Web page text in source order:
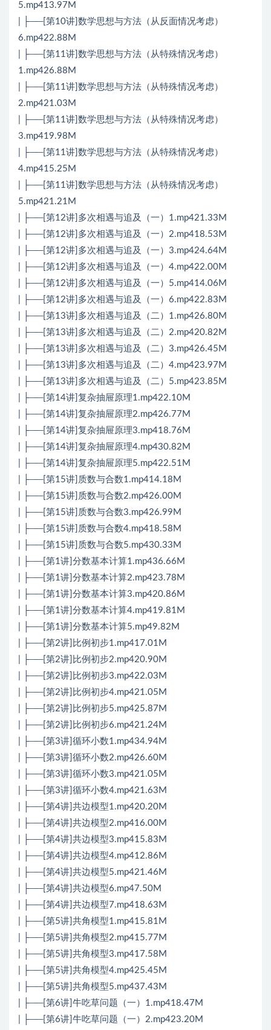
5.mp413.97M
| ├──[第10讲]数学思想与方法（从反面情况考虑）
6.mp422.88M
| ├──[第11讲]数学思想与方法（从特殊情况考虑）
1.mp426.88M
| ├──[第11讲]数学思想与方法（从特殊情况考虑）
2.mp421.03M
| ├──[第11讲]数学思想与方法（从特殊情况考虑）
3.mp419.98M
| ├──[第11讲]数学思想与方法（从特殊情况考虑）
4.mp415.25M
| ├──[第11讲]数学思想与方法（从特殊情况考虑）
5.mp421.21M
| ├──[第12讲]多次相遇与追及（一）1.mp421.33M
| ├──[第12讲]多次相遇与追及（一）2.mp418.53M
| ├──[第12讲]多次相遇与追及（一）3.mp424.64M
| ├──[第12讲]多次相遇与追及（一）4.mp422.00M
| ├──[第12讲]多次相遇与追及（一）5.mp414.06M
| ├──[第12讲]多次相遇与追及（一）6.mp422.83M
| ├──[第13讲]多次相遇与追及（二）1.mp426.80M
| ├──[第13讲]多次相遇与追及（二）2.mp420.82M
| ├──[第13讲]多次相遇与追及（二）3.mp426.45M
| ├──[第13讲]多次相遇与追及（二）4.mp423.97M
| ├──[第13讲]多次相遇与追及（二）5.mp423.85M
| ├──[第14讲]复杂抽屉原理1.mp422.10M
| ├──[第14讲]复杂抽屉原理2.mp426.77M
| ├──[第14讲]复杂抽屉原理3.mp418.76M
| ├──[第14讲]复杂抽屉原理4.mp430.82M
| ├──[第14讲]复杂抽屉原理5.mp422.51M
| ├──[第15讲]质数与合数1.mp414.18M
| ├──[第15讲]质数与合数2.mp426.00M
| ├──[第15讲]质数与合数3.mp426.99M
| ├──[第15讲]质数与合数4.mp418.58M
| ├──[第15讲]质数与合数5.mp430.33M
| ├──[第1讲]分数基本计算1.mp436.66M
| ├──[第1讲]分数基本计算2.mp423.78M
| ├──[第1讲]分数基本计算3.mp420.86M
| ├──[第1讲]分数基本计算4.mp419.81M
| ├──[第1讲]分数基本计算5.mp49.82M
| ├──[第2讲]比例初步1.mp417.01M
| ├──[第2讲]比例初步2.mp420.90M
| ├──[第2讲]比例初步3.mp422.03M
| ├──[第2讲]比例初步4.mp421.05M
| ├──[第2讲]比例初步5.mp425.87M
| ├──[第2讲]比例初步6.mp421.24M
| ├──[第3讲]循环小数1.mp434.94M
| ├──[第3讲]循环小数2.mp426.60M
| ├──[第3讲]循环小数3.mp421.05M
| ├──[第3讲]循环小数4.mp421.63M
| ├──[第4讲]共边模型1.mp420.20M
| ├──[第4讲]共边模型2.mp416.00M
| ├──[第4讲]共边模型3.mp415.83M
| ├──[第4讲]共边模型4.mp412.86M
| ├──[第4讲]共边模型5.mp421.46M
| ├──[第4讲]共边模型6.mp47.50M
| ├──[第4讲]共边模型7.mp418.63M
| ├──[第5讲]共角模型1.mp415.81M
| ├──[第5讲]共角模型2.mp415.77M
| ├──[第5讲]共角模型3.mp417.58M
| ├──[第5讲]共角模型4.mp425.45M
| ├──[第5讲]共角模型5.mp437.43M
| ├──[第6讲]牛吃草问题（一）1.mp418.47M
| ├──[第6讲]牛吃草问题（一）2.mp423.20M